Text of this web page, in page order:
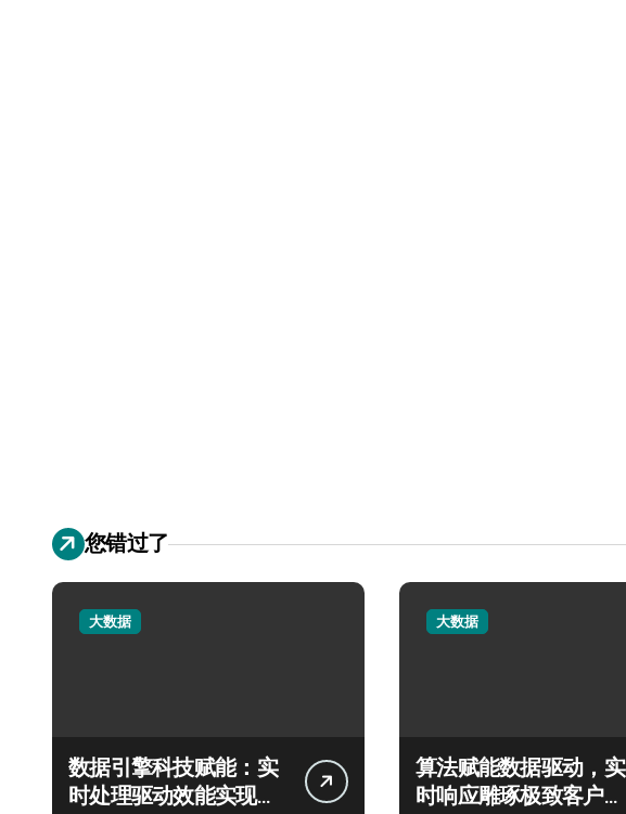
您错过了
大数据
数据引擎科技赋能：实
时处理驱动效能实现飞
大数据
算法赋能数据驱动，实
时响应雕琢极致客户服